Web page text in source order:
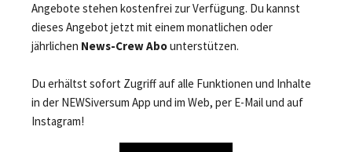
Angebote stehen kostenfrei zur Verfügung. Du kannst
dieses Angebot jetzt mit einem monatlichen oder
jährlichen News-Crew Abounterstützen.
Du erhältst sofort Zugriff auf alle Funktionen und Inhalte
in der NEWSiversum App und im Web, per E-Mail und auf
Instagram!